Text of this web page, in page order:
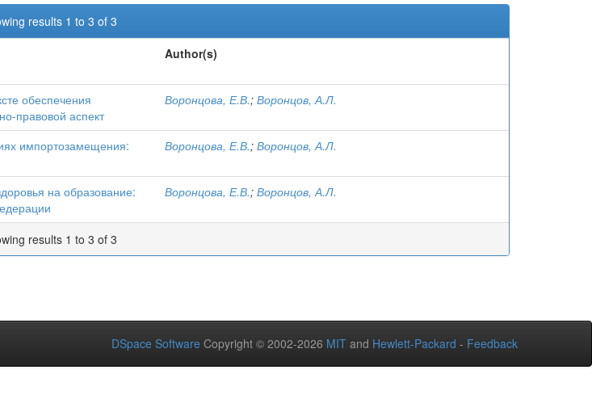
results 1 to 3 of 3
Author(s)
обеспечения
правовой аспект
Воронцова, Е.В.; Воронцов, А.Л.
импортозамещения:
Воронцова, Е.В.; Воронцов, А.Л.
на образование:
Воронцова, Е.В.; Воронцов, А.Л.
results 1 to 3 of 3
DSpace Software Copyright © 2002-2026 MIT and Hewlett-Packard - Feedback